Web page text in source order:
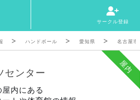
サークル登録
ハンドボール 愛知県 名古屋市
屋内
センター
内にある